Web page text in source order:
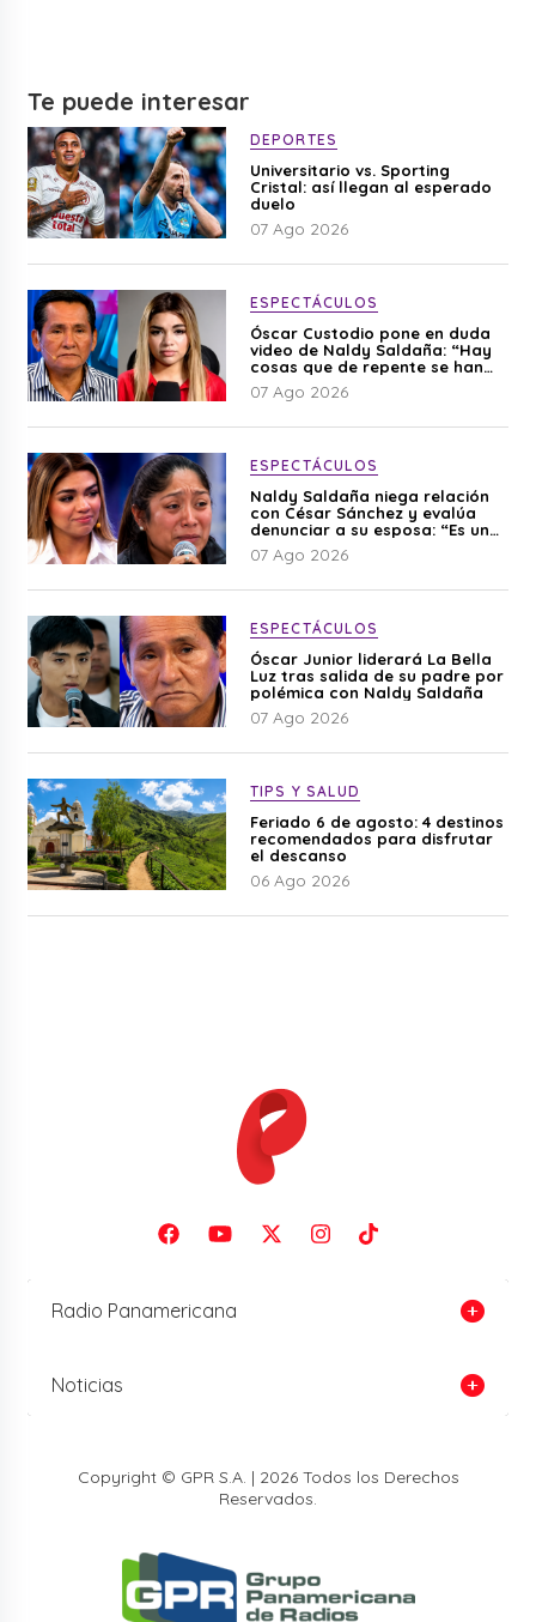
Te puede interesar
DEPORTES
Universitario vs. Sporting
Cristal: así llegan al esperado
duelo
07 Ago 2026
ESPECTÁCULOS
Óscar Custodio pone en duda
video de Naldy Saldaña: “Hay
cosas que de repente se han
editado”
07 Ago 2026
ESPECTÁCULOS
Naldy Saldaña niega relación
con César Sánchez y evalúa
denunciar a su esposa: “Es una
difamación”
07 Ago 2026
ESPECTÁCULOS
Óscar Junior liderará La Bella
Luz tras salida de su padre por
polémica con Naldy Saldaña
07 Ago 2026
TIPS Y SALUD
Feriado 6 de agosto: 4 destinos
recomendados para disfrutar
el descanso
06 Ago 2026
Radio Panamericana
Noticias
Copyright © GPR S.A. | 2026 Todos los Derechos
Reservados.